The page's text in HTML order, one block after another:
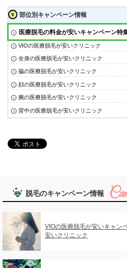
部位別キャンペーン情報
医療脱毛の料金が安いキャンペーン特
VIOの医療脱毛が安いクリニック
全身の医療脱毛が安いクリニック
脇の医療脱毛が安いクリニック
顔の医療脱毛が安いクリニック
腕の医療脱毛が安いクリニック
背中の医療脱毛が安いクリニック
脱毛のキャンペーン情報
VIOの医療脱毛が安いキャン
安いクリニック